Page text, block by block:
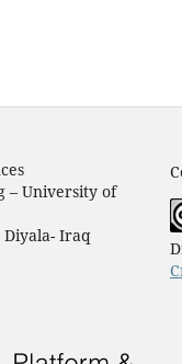
– University of
Diyala- Iraq